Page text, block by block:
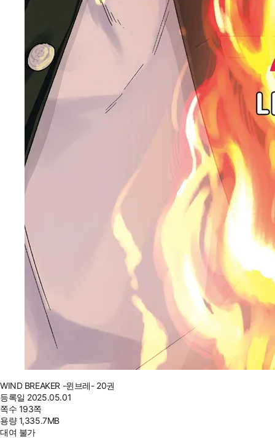
WIND BREAKER -윈브레- 20권
등록일 2025.05.01
쪽수 193쪽
용량1,335.7MB
대여 불가